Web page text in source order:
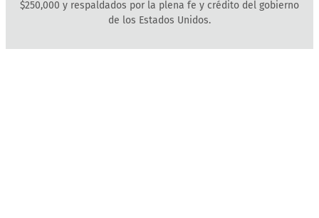
$250,000 y respaldados por la plena fe y crédito del gobierno
de los Estados Unidos.